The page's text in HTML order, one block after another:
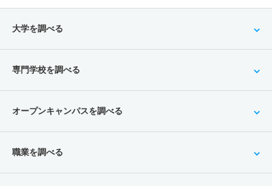
大学を調べる
専門学校を調べる
オープンキャンパスを調べる
職業を調べる